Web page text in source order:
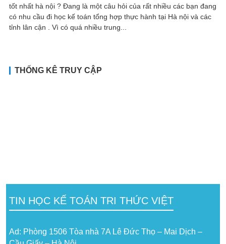
tốt nhất hà nội ? Đang là một câu hỏi của rất nhiều các bạn đang
có nhu cầu đi học kế toán tổng hợp thực hành tại Hà nội và các
tỉnh lân cận . Vì có quá nhiều trung...
THỐNG KÊ TRUY CẬP
TIN HỌC KẾ TOÁN TRI THỨC VIỆT
Ad: Phòng 1506 Tòa nhà 7A Lê Đức Thọ – Mai Dịch –